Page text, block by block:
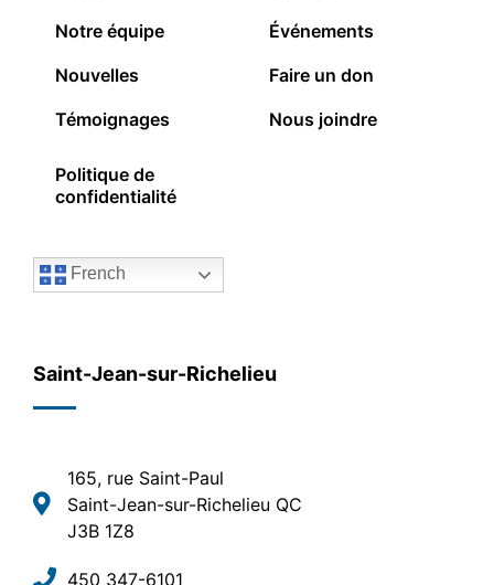
Notre équipe
Nouvelles
Témoignages
Événements
Faire un don
Nous joindre
Politique de
confidentialité
French
Saint-Jean-sur-Richelieu
165, rue Saint-Paul
Saint-Jean-sur-Richelieu QC
J3B 1Z8
450 347-6101